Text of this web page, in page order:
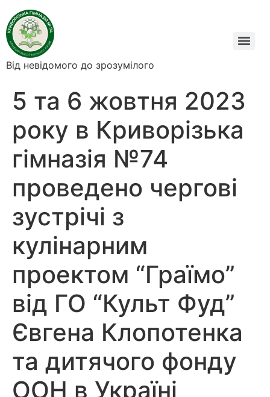
Від невідомого до зрозумілого
5 та 6 жовтня 2023
року в Криворізька
гімназія №74
проведено чергові
зустрічі з
кулінарним
проектом “Граїмо”
від ГО “Культ Фуд”
Євгена Клопотенка
та дитячого фонду
ООН в Україні